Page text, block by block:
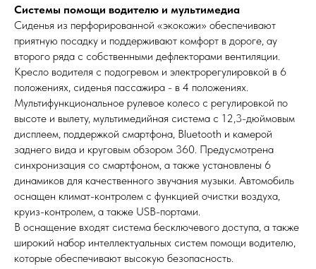
Системы помощи водителю и мультимедиа
Сиденья из перфорированной «экокожи» обеспечивают
приятную посадку и поддерживают комфорт в дороге, ау
второго ряда с собственными дефлекторами вентиляции.
Кресло водителя с подогревом и электрорегулировкой в 6
положениях, сиденья пассажира - в 4 положениях.
Мультифункциональное рулевое колесо с регулировкой по
высоте и вылету, мультимедийная система с 12,3-дюймовым
дисплеем, поддержкой смартфона, Bluetooth и камерой
заднего вида и круговым обзором 360. Предусмотрена
синхронизация со смартфоном, а также установлены 6
динамиков для качественного звучания музыки. Автомобиль
оснащен климат-контролем с функцией очистки воздуха,
круиз-контролем, а также USB-портами.
В оснащение входят система бесключевого доступа, а также
широкий набор интеллектуальных систем помощи водителю,
которые обеспечивают высокую безопасность.